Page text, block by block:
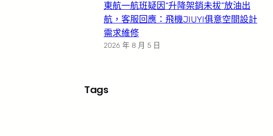
東航一航班疑因“升降架銷未拔”放油出
航，客服回應：飛機JIUYI俱意空間設計
需求維修
2026 年 8 月 5 日
Tags